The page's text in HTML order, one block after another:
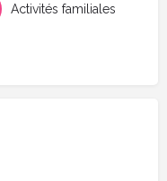
Activités familiales